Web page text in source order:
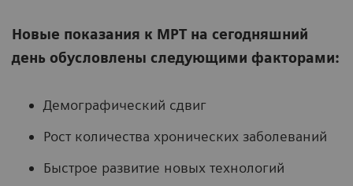
Новые показания к МРТ на сегодняшний
день обусловлены следующими факторами:
Демографический сдвиг
Рост количества хронических заболеваний
Быстрое развитие новых технологий